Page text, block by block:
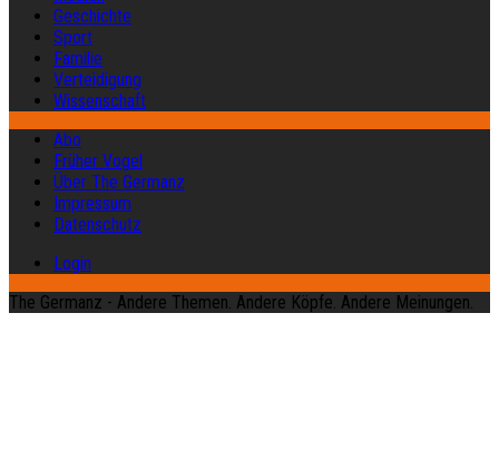
Geschichte
Sport
Familie
Verteidigung
Wissenschaft
Abo
Früher Vogel
Über The Germanz
Impressum
Datenschutz
Login
The Germanz - Andere Themen. Andere Köpfe. Andere Meinungen.